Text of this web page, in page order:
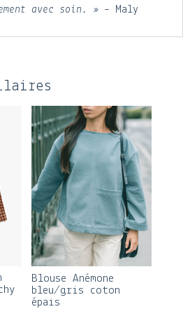
avec soin. » – Maly
Blouse Anémone
bleu/gris coton
épais